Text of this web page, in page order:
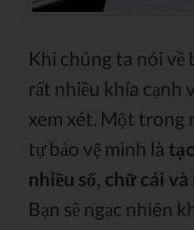
Khi chúng ta nói về
rất nhiều khía cạnh
xem xét. Một trong
tự bảo vệ mình là
nhiều số, chữ cái
Bạn sẽ ngạc nhiên